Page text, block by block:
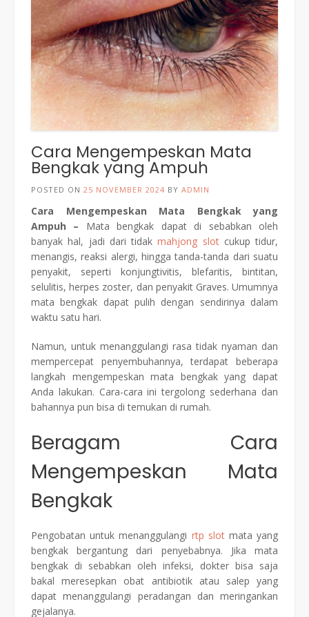
Cara Mengempeskan Mata
Bengkak yang Ampuh
POSTED ON 25 NOVEMBER 2024 BY ADMIN
Cara Mengempeskan Mata Bengkak yang
Ampuh – Mata bengkak dapat di sebabkan oleh
banyak hal, jadi dari tidakmahjong slotcukup tidur,
menangis, reaksi alergi, hingga tanda-tanda dari suatu
penyakit, seperti konjungtivitis, blefaritis, bintitan,
selulitis, herpes zoster, dan penyakit Graves. Umumnya
mata bengkak dapat pulih dengan sendirinya dalam
waktu satu hari.
Namun, untuk menanggulangi rasa tidak nyaman dan
mempercepat penyembuhannya, terdapat beberapa
langkah mengempeskan mata bengkak yang dapat
Anda lakukan. Cara-cara ini tergolong sederhana dan
bahannya pun bisa di temukan di rumah.
Beragam Cara
Mengempeskan Mata
Bengkak
Pengobatan untuk menanggulangi rtp slotmata yang
bengkak bergantung dari penyebabnya. Jika mata
bengkak di sebabkan oleh infeksi, dokter bisa saja
bakal meresepkan obat antibiotik atau salep yang
dapat menanggulangi peradangan dan meringankan
gejalanya.